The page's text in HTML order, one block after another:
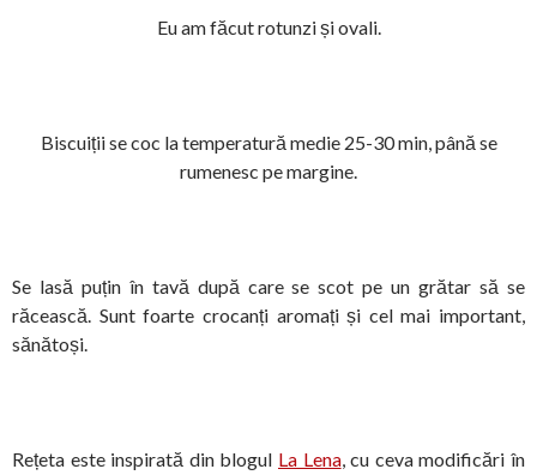
Eu am făcut rotunzi și ovali.
Biscuiții se coc la temperatură medie 25-30 min, până se
rumenesc pe margine.
Se lasă puțin în tavă după care se scot pe un grătar să se
răcească. Sunt foarte crocanți aromați și cel mai important,
sănătoși.
Rețeta este inspirată din blogul La Lena, cu ceva modificări în